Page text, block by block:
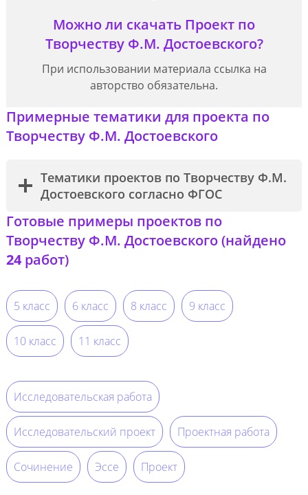
Можно ли скачать Проект по
Творчеству Ф.М. Достоевского?
При использовании материала ссылка на
авторство обязательна.
Примерные тематики для проекта по
Творчеству Ф.М. Достоевского
Тематики проектов по Творчеству Ф.М.
Достоевского согласно ФГОС
Готовые примеры проектов по
Творчеству Ф.М. Достоевского (найдено
24работ)
5 класс 6 класс 8 класс 9 класс
10 класс 11 класс
Исследовательская работа
Исследовательский проект Проектная работа
Сочинение Эссе Проект